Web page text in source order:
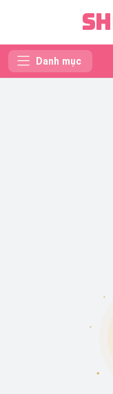
Danh mục